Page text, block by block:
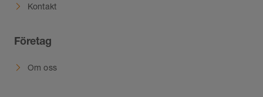
Kontakt
Företag
Om oss